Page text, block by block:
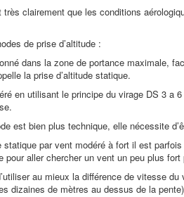
clairement que les conditions
de prise d’altitude :
dans la zone de portance maximale,
la prise d’altitude statique.
en utilisant le principe du virage DS 3 a
est bien plus technique, elle nécessite
statique par vent modéré à fort il est
pour aller chercher un vent un peu plus
au mieux la différence de vitesse
dizaines de mètres au dessus de la